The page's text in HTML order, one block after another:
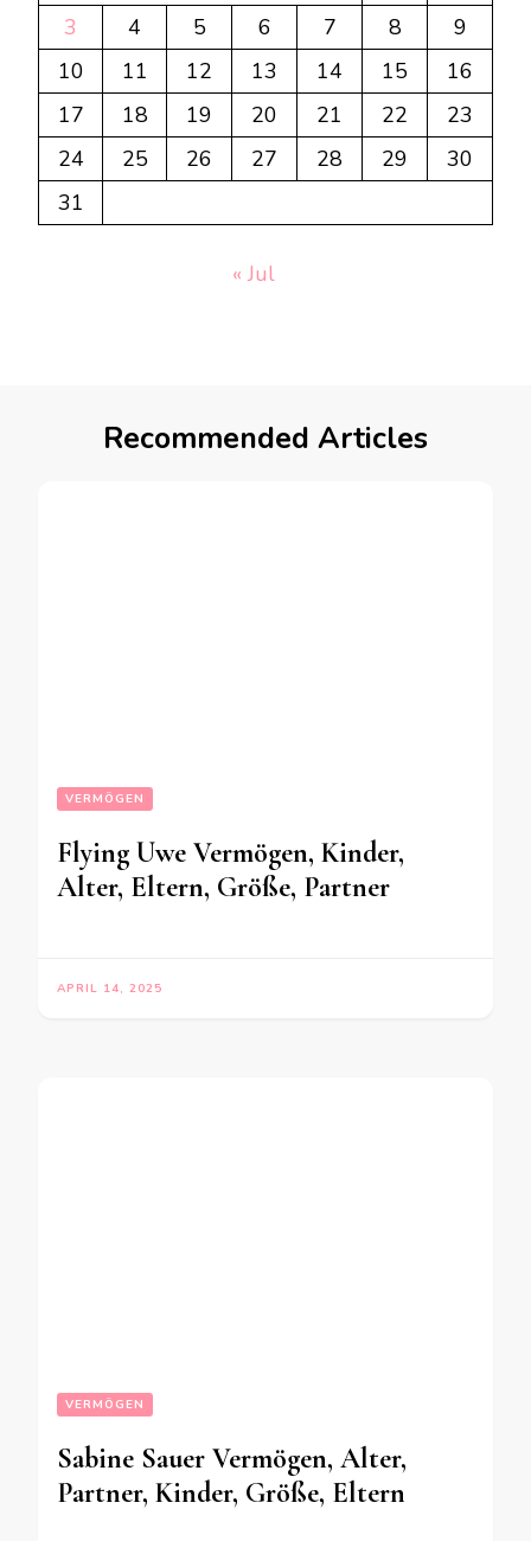
3 4 5 6 7 8
9
10
11 12 13 14 15
16
17
18 19 20 21 22
23
24
25 26 27 28 29
30
31
« Jul
Recommended Articles
VERMÖGEN
Flying Uwe Vermögen, Kinder,
Alter, Eltern, Größe, Partner
APRIL 14, 2025
VERMÖGEN
Sabine Sauer Vermögen, Alter,
Partner, Kinder, Größe, Eltern